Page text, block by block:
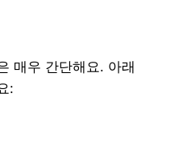
매우 간단해요. 아래
: